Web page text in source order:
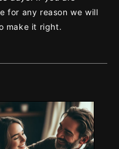
for any reason we will
make it right.